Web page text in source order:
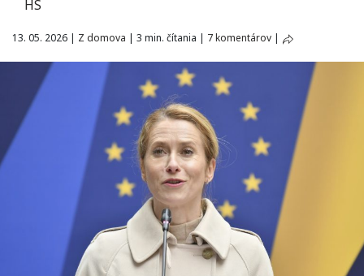
HS
13. 05. 2026 | Z domova | 3 min. čítania | 7 komentárov |